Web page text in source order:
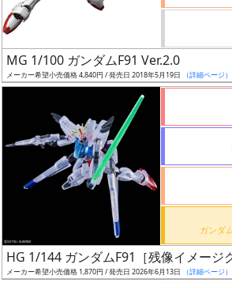
ス
ー
ル
成
シ
リ
MG 1/100 ガンダムF91 Ver.2.0
メーカー希望小売価格 4,840円 / 発売日 2018年5月19日 （詳細ページ）
HG 1/144 ガンダムF91［残像イメージ
メーカー希望小売価格 1,870円 / 発売日 2026年6月13日 （詳細ページ）